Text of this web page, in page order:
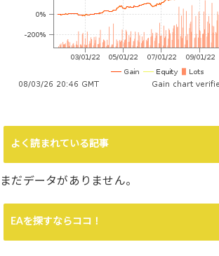
よく読まれている記事
まだデータがありません。
EAを探すならココ！